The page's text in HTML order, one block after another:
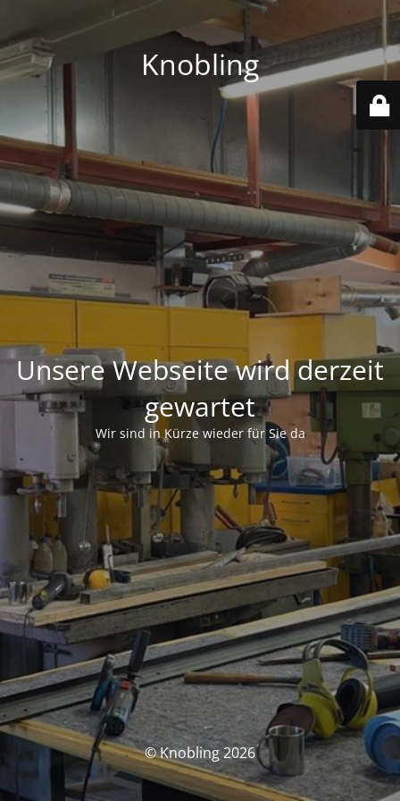
Knobling
Unsere Webseite wird derzeit
gewartet
Wir sind in Kürze wieder für Sie da
© Knobling 2026